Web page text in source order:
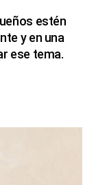
estén
y en una
ese tema.